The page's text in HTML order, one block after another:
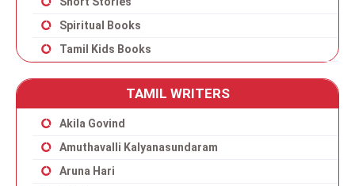
Spiritual Books
Tamil Kids Books
TAMIL WRITERS
Akila Govind
Amuthavalli Kalyanasundaram
Aruna Hari